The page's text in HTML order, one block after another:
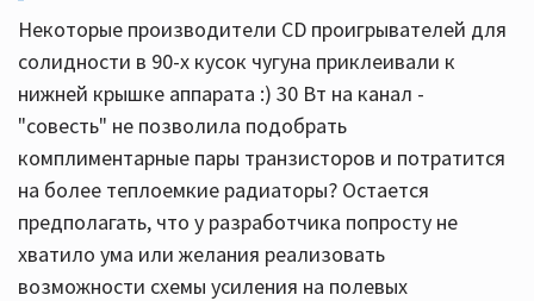
Некоторые производители CD проигрывателей для
солидности в 90-х кусок чугуна приклеивали к
нижней крышке аппарата :) 30 Вт на канал -
"совесть" не позволила подобрать
комплиментарные пары транзисторов и потратится
на более теплоемкие радиаторы? Остается
предполагать, что у разработчика попросту не
хватило ума или желания реализовать
возможности схемы усиления на полевых